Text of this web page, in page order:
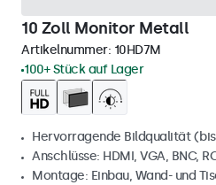
10 Zoll Monitor Metall
Artikelnummer: 10HD7M
100+ Stück auf Lager
Hervorragende Bildqualität (bis
Anschlüsse: HDMI, VGA, BNC,
Montage: Einbau, Wand- und